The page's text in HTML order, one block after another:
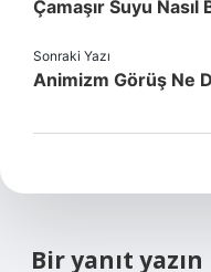
Çamaşır Suyu Nasıl
Sonraki Yazı
Animizm Görüş Ne
Bir yanıt yazın